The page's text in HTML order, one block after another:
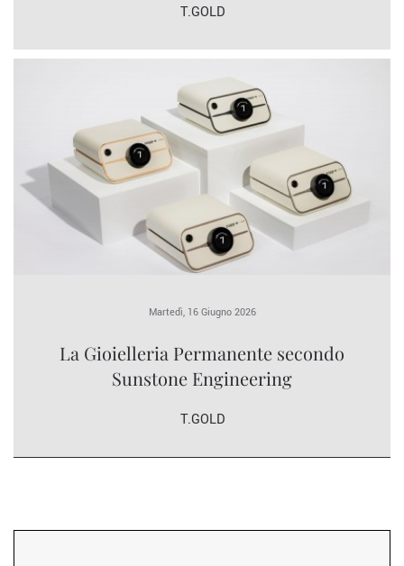
T.GOLD
Martedì, 16 Giugno 2026
La Gioielleria Permanente secondo
Sunstone Engineering
T.GOLD